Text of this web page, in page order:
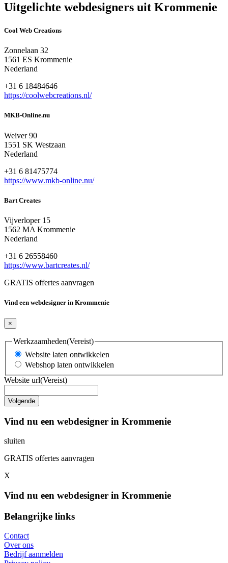
Uitgelichte webdesigners uit Krommenie
Cool Web Creations
Zonnelaan 32
1561 ES Krommenie
Nederland
+31 6 18484646
https://coolwebcreations.nl/
MKB-Online.nu
Weiver 90
1551 SK Westzaan
Nederland
+31 6 81475774
https://www.mkb-online.nu/
Bart Creates
Vijverloper 15
1562 MA Krommenie
Nederland
+31 6 26558460
https://www.bartcreates.nl/
GRATIS offertes aanvragen
Vind een webdesigner in Krommenie
×
Werkzaamheden(Vereist)
Website laten ontwikkelen
Webshop laten ontwikkelen
Website url(Vereist)
Vind nu een webdesigner in Krommenie
sluiten
GRATIS offertes aanvragen
X
Vind nu een webdesigner in Krommenie
Belangrijke links
Contact
Over ons
Bedrijf aanmelden